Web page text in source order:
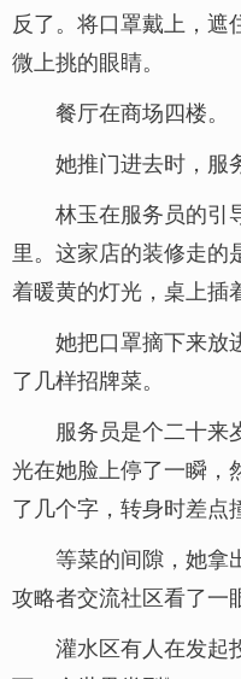
反了。将口罩戴上，遮
微上挑的眼睛。
餐厅在商场四楼。
她推门进去时，服
林玉在服务员的引
里。这家店的装修走的
着暖黄的灯光，桌上插
她把口罩摘下来放
了几样招牌菜。
服务员是个二十来
光在她脸上停了一瞬，
了几个字，转身时差点
等菜的间隙，她拿
攻略者交流社区看了一
灌水区有人在发起